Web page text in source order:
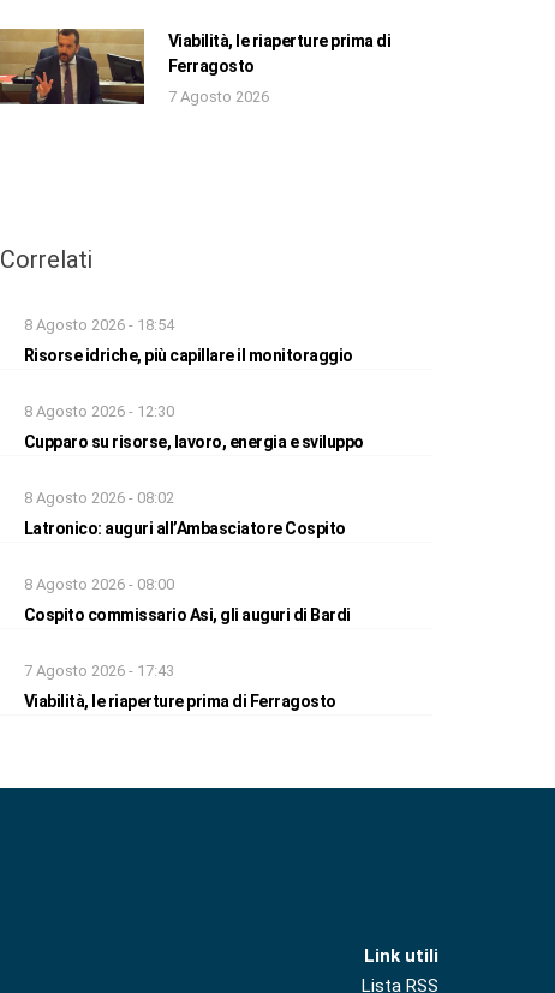
Viabilità, le riaperture prima di
Ferragosto
7 Agosto 2026
Correlati
8 Agosto 2026 - 18:54
Risorse idriche, più capillare il monitoraggio
8 Agosto 2026 - 12:30
Cupparo su risorse, lavoro, energia e sviluppo
8 Agosto 2026 - 08:02
Latronico: auguri all’Ambasciatore Cospito
8 Agosto 2026 - 08:00
Cospito commissario Asi, gli auguri di Bardi
7 Agosto 2026 - 17:43
Viabilità, le riaperture prima di Ferragosto
Link utili
Lista RSS